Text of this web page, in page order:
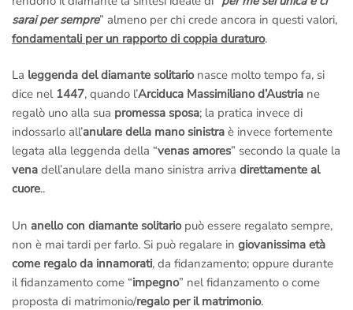
Email ainfo@anelli.it
Whatsapp ai Maestri del laboratorio di Romaal numero
Chiama inlaboratorio a Romaal numero+39 065416661
Chiama ilnumero verde gratuito di Roma 800 034 552
Per informazioni sui diamanti e sulle certificazioni puoi scrivere
anche al nostroufficio dei diamanti di Londraal numero
Whatsapp+39 3446696789(Solo messaggi di testo)
Anelli.it Srl – Via Margutta 94, Roma
ci raggiungi con laMetro Ascendendo alla fermataPiazza di
Spagna.
–Per motivi di Privacy e di Sicurezza riceviamo solo ed
esclusivamente su appuntamento, ci riserviamo inoltre il diritto
sarai per sempre” almeno per chi crede ancora in questi valori,
fondamentali per un rapporto di coppia duraturo.
La leggenda del diamante solitarionasce molto tempo fa, si
dice nel 1447, quando l’Arciduca Massimiliano d’Austria ne
regalò uno alla sua promessa sposa; la pratica invece di
indossarlo all’anulare della mano sinistra è invece fortemente
legata alla leggenda della “venas amores” secondo la quale la
vena dell’anulare della mano sinistra arriva direttamente al
cuore..
Un anello con diamante solitariopuò essere regalato sempre,
non è mai tardi per farlo. Si può regalare in giovanissima età
come regalo da innamorati, da fidanzamento; oppure durante
il fidanzamento come “impegno” nel fidanzamento o come
proposta di matrimonio/regalo per il matrimonio.